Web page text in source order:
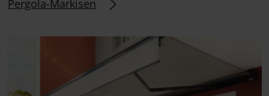
Pergola-Markisen